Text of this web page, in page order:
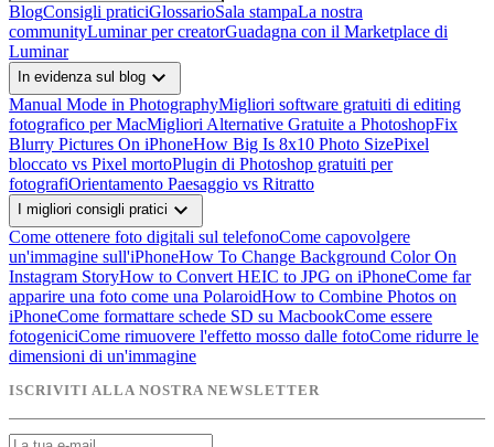
BlogConsigli praticiGlossarioSala stampaLa nostra
communityLuminar per creatorGuadagna con il Marketplace di
Luminar
In evidenza sul blog expand_more
Manual Mode in PhotographyMigliori software gratuiti di editing
fotografico per MacMigliori Alternative Gratuite a PhotoshopFix
Blurry Pictures On iPhoneHow Big Is 8x10 Photo SizePixel
bloccato vs Pixel mortoPlugin di Photoshop gratuiti per
fotografiOrientamento Paesaggio vs Ritratto
I migliori consigli pratici expand_more
Come ottenere foto digitali sul telefonoCome capovolgere
un'immagine sull'iPhoneHow To Change Background Color On
Instagram StoryHow to Convert HEIC to JPG on iPhoneCome far
apparire una foto come una PolaroidHow to Combine Photos on
iPhoneCome formattare schede SD su MacbookCome essere
fotogeniciCome rimuovere l'effetto mosso dalle fotoCome ridurre le
dimensioni di un'immagine
ISCRIVITI ALLA NOSTRA NEWSLETTER